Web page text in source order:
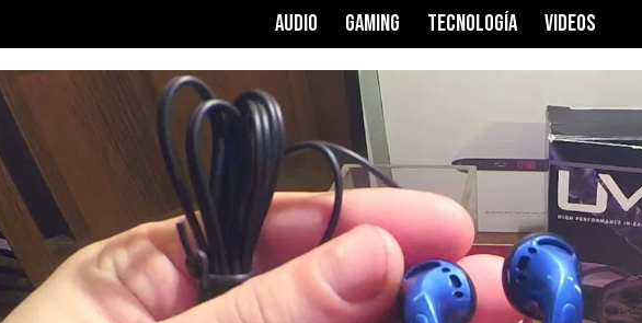
AUDIO GAMING TECNOLOGÍA VIDEOS
Ver precio